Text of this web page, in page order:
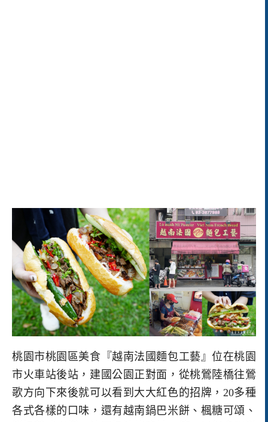
桃園市桃園區美食『越南法國麵包工藝』位在桃園
市火車站後站，建國公園正對面，從桃鶯陸橋往鶯
歌方向下來後就可以看到大大紅色的招牌，20多種
各式各樣的口味，還有越南鍋巴米餅、楓糖可頌、